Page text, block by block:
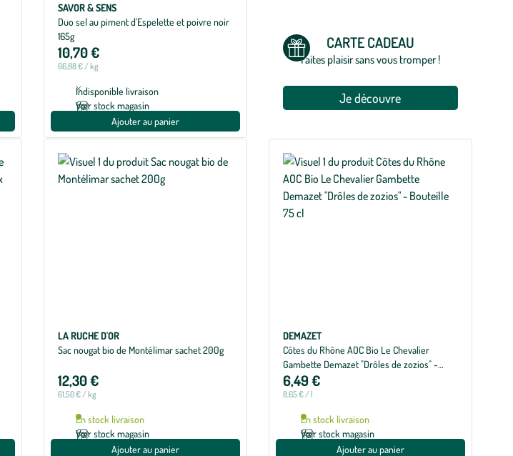
SAVOR & SENS
Duo sel au piment d’Espelette et poivre noir
165g
10,70 €
66,88 € / kg
Indisponible livraison
Voir stock magasin
Ajouter au panier
CARTE CADEAU
Faites plaisir sans vous tromper !
Je découvre
LA RUCHE D'OR
Sac nougat bio de Montélimar sachet 200g
12,30 €
61,50 € / kg
En stock livraison
Voir stock magasin
Ajouter au panier
DEMAZET
Côtes du Rhône AOC Bio Le Chevalier
Gambette Demazet "Drôles de zozios" -
Bouteille 75 cl
6,49 €
8,65 € / l
En stock livraison
Voir stock magasin
Ajouter au panier